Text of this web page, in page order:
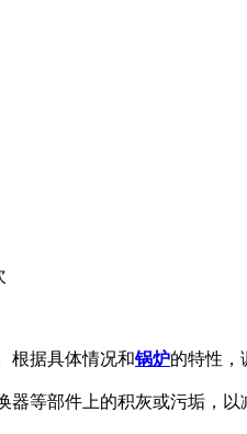
根据具体情况和锅炉的特性，
等部件上的积灰或污垢，以